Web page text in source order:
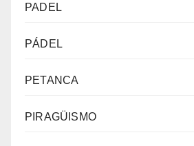
PADEL
PÁDEL
PETANCA
PIRAGÜISMO